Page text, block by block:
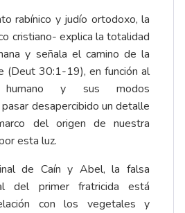
rabínico y judío ortodoxo, la
cristiano- explica la totalidad
y señala el camino de la
(Deut 30:1-19), en función al
humano y sus modos
desapercibido un detalle
del origen de nuestra
esta luz.
de Caín y Abel, la falsa
del primer fratricida está
con los vegetales y